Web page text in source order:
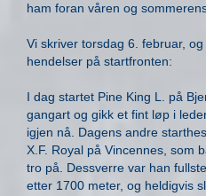
ham foran våren og
Vi skriver torsdag 6. februar,
hendelser på startfronten:
I dag startet Pine King L. på
gangart og gikk et fint løp i
igjen nå. Dagens andre
X.F. Royal på Vincennes, som
tro på. Dessverre var han
etter 1700 meter, og heldigvis